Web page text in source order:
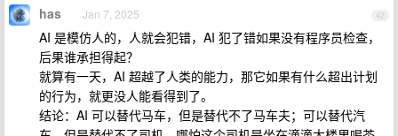
42
has Jan 7, 2025
AI 是模仿人的，人就会犯错，AI 犯了错如果没有程序员检查，
后果谁承担得起？
就算有一天，AI 超越了人类的能力，那它如果有什么超出计划
的行为，就更没人能看得到了。
结论：AI 可以替代马车，但是替代不了马车夫；可以替代汽